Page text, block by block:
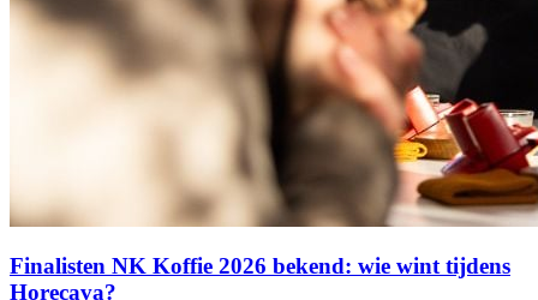
Finalisten NK Koffie 2026 bekend: wie wint tijdens
Horecava?